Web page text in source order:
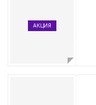
АКЦИЯ